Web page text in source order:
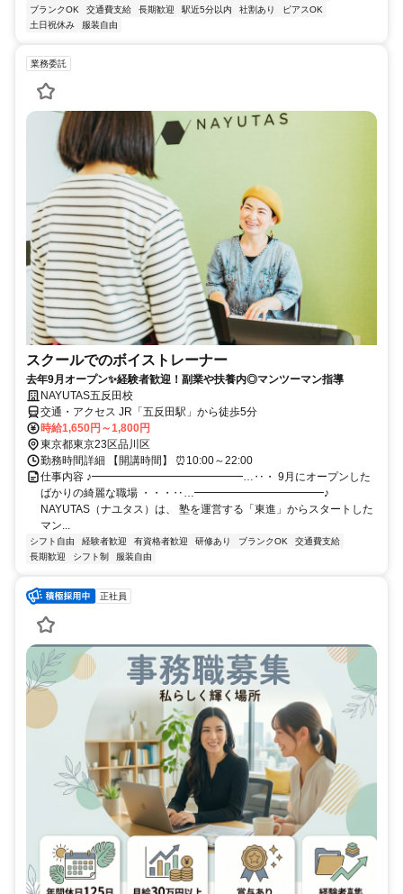
ブランクOK
交通費支給 長期歓迎 駅近5分以内 社割あり
ピアスOK
土日祝休み
服装自由
業務委託
スクールでのボイストレーナー
去年9月オープン✨経験者歓迎！副業や扶養内◎マンツーマン指導
NAYUTAS五反田校
交通・アクセス JR「五反田駅」から徒歩5分
時給1,650円～1,800円
東京都東京23区品川区
勤務時間詳細 【開講時間】 ⏰10:00～22:00
仕事内容 ♪━━━━━━━━━━━━━━…‥・ 9月にオープンした
ばかりの綺麗な職場 ・・・‥…━━━━━━━━━━━━♪
NAYUTAS（ナユタス）は、 塾を運営する「東進」からスタートした
マン...
シフト自由 経験者歓迎 有資格者歓迎 研修あり ブランクOK
交通費支給
長期歓迎
シフト制 服装自由
正社員